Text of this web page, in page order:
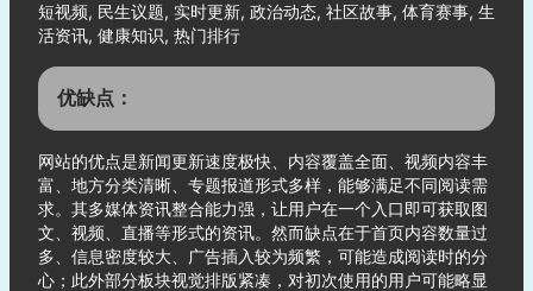
短视频, 民生议题, 实时更新, 政治动态, 社区故事, 体育赛事, 生
活资讯, 健康知识, 热门排行
优缺点：
网站的优点是新闻更新速度极快、内容覆盖全面、视频内容丰
富、地方分类清晰、专题报道形式多样，能够满足不同阅读需
求。其多媒体资讯整合能力强，让用户在一个入口即可获取图
文、视频、直播等形式的资讯。然而缺点在于首页内容数量过
多、信息密度较大、广告插入较为频繁，可能造成阅读时的分
心；此外部分板块视觉排版紧凑，对初次使用的用户可能略显